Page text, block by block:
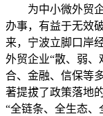
为中小微外贸企
办事，有益于无效
来，宁波立脚口岸
外贸企业“散、弱
合、金融、信保等
著提拔了政策落地
“全链条、全生态